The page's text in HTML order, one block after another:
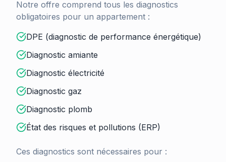
Notre offre comprend tous les diagnostics
obligatoires pour un appartement :
DPE (diagnostic de performance énergétique)
Diagnostic amiante
Diagnostic électricité
Diagnostic gaz
Diagnostic plomb
État des risques et pollutions (ERP)
Ces diagnostics sont nécessaires pour :